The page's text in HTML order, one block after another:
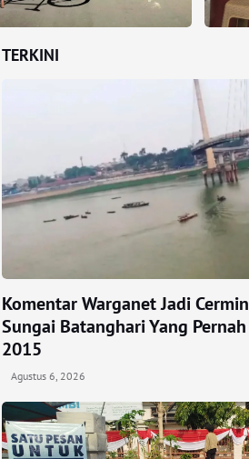
TERKINI
Komentar Warganet Jadi
Sungai Batanghari Yang
2015
Agustus 6, 2026